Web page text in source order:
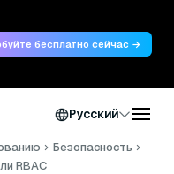
бесплатно сейчас →
Русский
Безопасность
RBAC